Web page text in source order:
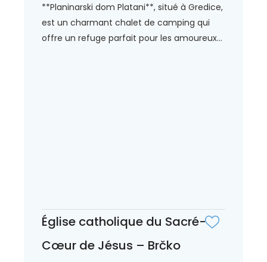
**Planinarski dom Platani**, situé à Gredice,
est un charmant chalet de camping qui
offre un refuge parfait pour les amoureux...
Église catholique du Sacré-
Cœur de Jésus – Brčko